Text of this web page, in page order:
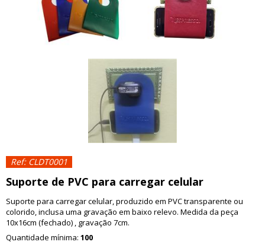
Ref: CLDT0001
Suporte de PVC para carregar celular
Suporte para carregar celular, produzido em PVC transparente ou
colorido, inclusa uma gravação em baixo relevo. Medida da peça
10x16cm (fechado) , gravação 7cm.
Quantidade mínima: 100